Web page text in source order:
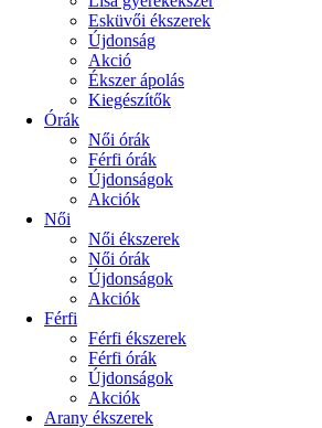
Esküvői ékszerek
Újdonság
Akció
Ékszer ápolás
Kiegészítők
Órák
Női órák
Férfi órák
Újdonságok
Akciók
Női
Női ékszerek
Női órák
Újdonságok
Akciók
Férfi
Férfi ékszerek
Férfi órák
Újdonságok
Akciók
Arany ékszerek